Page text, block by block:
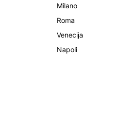
Milano
Roma
Venecija
Napoli